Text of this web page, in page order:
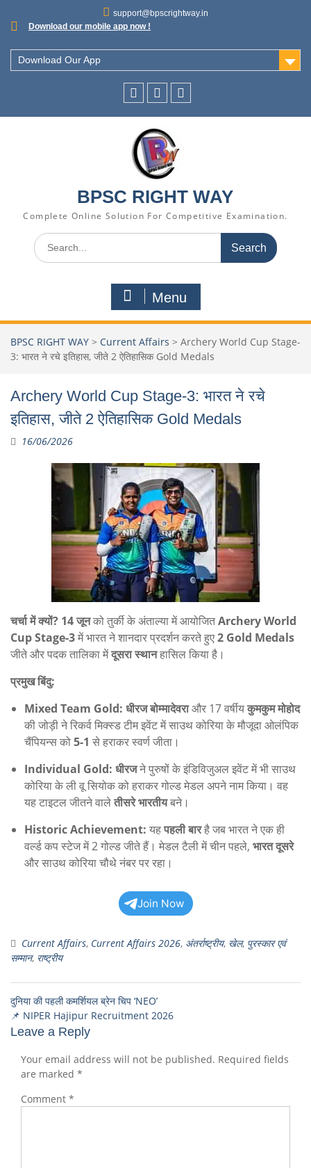
support@bpscrightway.in
Download our mobile app now !
Download Our App
BPSC RIGHT WAY
Complete Online Solution For Competitive Examination.
Menu
BPSC RIGHT WAY > Current Affairs > Archery World Cup Stage-
3: भारत ने रचे इतिहास, जीते 2 ऐतिहासिक Gold Medals
Archery World Cup Stage-3: भारत ने रचे
इतिहास, जीते 2 ऐतिहासिक Gold Medals
16/06/2026
चर्चा में क्यों? 14 जूनको तुर्की के अंताल्या में आयोजितArchery World
Cup Stage-3में भारत ने शानदार प्रदर्शन करते हुए2 Gold Medals
जीते और पदक तालिका मेंदूसरा स्थानहासिल किया है।
प्रमुख बिंदु:
Mixed Team Gold: धीरज बोम्मादेवराऔर 17 वर्षीयकुमकुम मोहोद
की जोड़ी ने रिकर्व मिक्स्ड टीम इवेंट में साउथ कोरिया के मौजूदा ओलंपिक
चैंपियन्स को5-1 से हराकर स्वर्ण जीता।
Individual Gold: धीरजने पुरुषों के इंडिविजुअल इवेंट में भी साउथ
कोरिया के ली वू सियोक को हराकर गोल्ड मेडल अपने नाम किया। वह
यह टाइटल जीतने वालेतीसरे भारतीयबने।
Historic Achievement: यहपहली बारहै जब भारत ने एक ही
वर्ल्ड कप स्टेज में 2 गोल्ड जीते हैं। मेडल टैली में चीन पहले, भारत दूसरे
और साउथ कोरिया चौथे नंबर पर रहा।
Join Now
Current Affairs, Current Affairs 2026, अंतर्राष्ट्रीय, खेल, पुरस्कार एवं
सम्मान, राष्ट्रीय
दुनिया की पहली कमर्शियल ब्रेन चिप ‘NEO’
📌 NIPER Hajipur Recruitment 2026
Leave a Reply
Your email address will not be published. Required fields
are marked *
Comment *